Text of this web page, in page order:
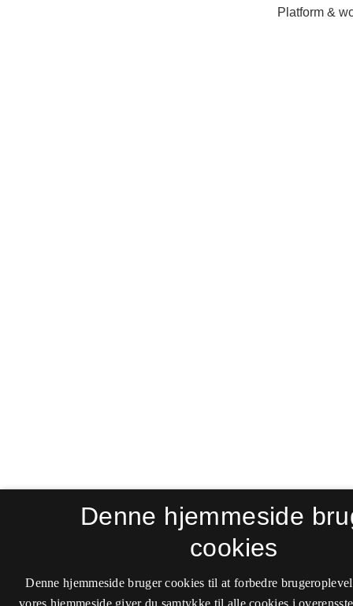
Denne hjemmeside
cookies
Denne hjemmeside bruger cookies til at forbedre
vores hjemmeside giver du samtykke til alle cookies i